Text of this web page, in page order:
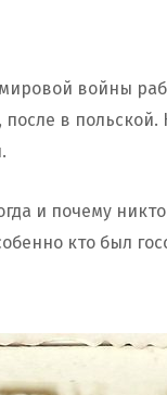
войны
в
и почему
кто был